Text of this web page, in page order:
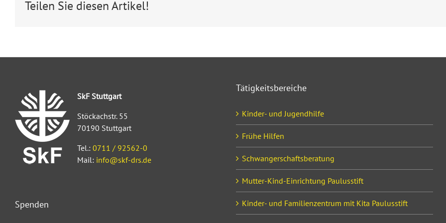
Teilen Sie diesen Artikel!
SkF Stuttgart
Stöckachstr. 55
70190 Stuttgart
Tel.: 0711 / 92562-0
Mail: info@skf-drs.de
Spenden
Tätigkeitsbereiche
Kinder- und Jugendhilfe
Frühe Hilfen
Schwangerschaftsberatung
Mutter-Kind-Einrichtung Paulusstift
Kinder- und Familienzentrum mit Kita Paulusstift